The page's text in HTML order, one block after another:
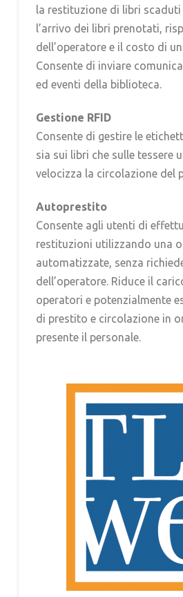
la restituzione di libri scaduti
l’arrivo dei libri prenotati,
dell’operatore e il costo di
Consente di inviare
ed eventi della biblioteca.
Gestione RFID
Consente di gestire le
sia sui libri che sulle tessere
velocizza la circolazione del
Autoprestito
Consente agli utenti di
restituzioni utilizzando una
automatizzate, senza
dell’operatore. Riduce il
operatori e potenzialmente
di prestito e circolazione in
presente il personale.